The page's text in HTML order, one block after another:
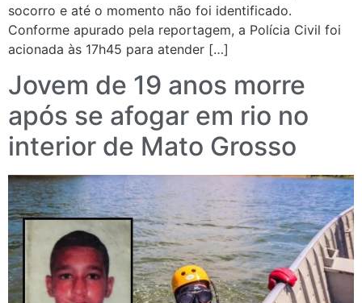
socorro e até o momento não foi identificado.
Conforme apurado pela reportagem, a Polícia Civil foi
acionada às 17h45 para atender […]
Jovem de 19 anos morre
após se afogar em rio no
interior de Mato Grosso